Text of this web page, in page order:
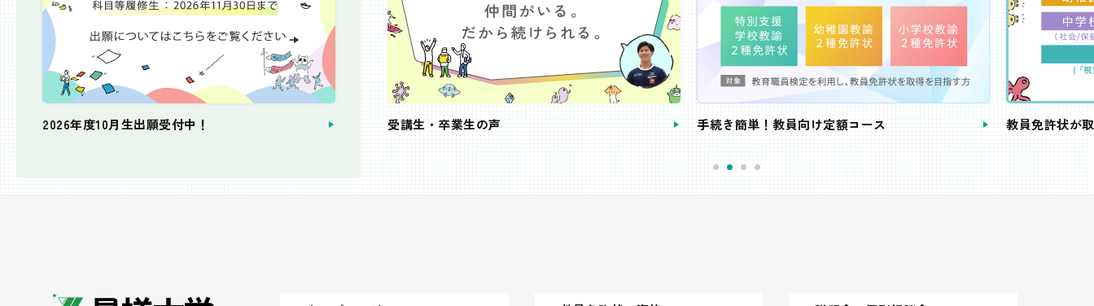
2026年度10月生出願受付中！
個別相談会 受講生・卒業生の声 手続き簡単！教員向け定額コース 教員免許状が